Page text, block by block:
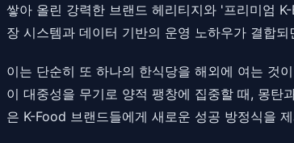
쌓아 올린 강력한 브랜드 헤리티지와 '프리미엄
장 시스템과 데이터 기반의 운영 노하우가 결합
이는 단순히 또 하나의 한식당을 해외에 여는 것
이 대중성을 무기로 양적 팽창에 집중할 때, 몽탄
은 K-Food 브랜드들에게 새로운 성공 방정식을